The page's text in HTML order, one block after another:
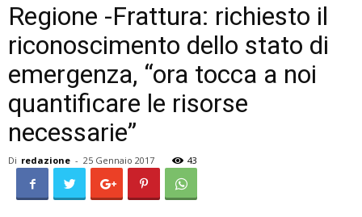
Regione -Frattura: richiesto il
riconoscimento dello stato di
emergenza, “ora tocca a noi
quantificare le risorse
necessarie”
Di redazione - 25 Gennaio 2017 43